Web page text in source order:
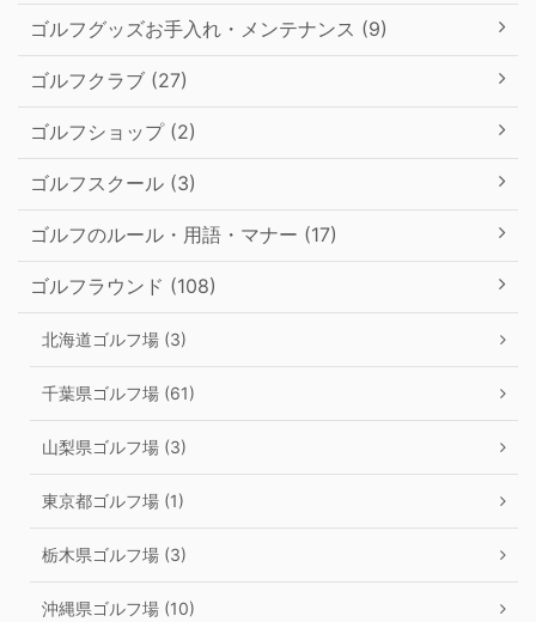
ゴルフグッズお手入れ・メンテナンス (9)
ゴルフクラブ (27)
ゴルフショップ (2)
ゴルフスクール (3)
ゴルフのルール・用語・マナー (17)
ゴルフラウンド (108)
北海道ゴルフ場 (3)
千葉県ゴルフ場 (61)
山梨県ゴルフ場 (3)
東京都ゴルフ場 (1)
栃木県ゴルフ場 (3)
沖縄県ゴルフ場 (10)